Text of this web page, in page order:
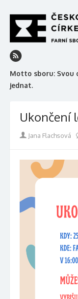
to
content
Motto sboru: Svou
jednat.
Ukončení
AuthorJana Flachsová